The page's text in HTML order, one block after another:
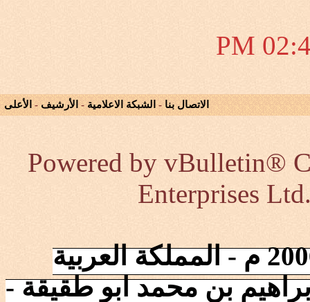
02:45
الاتصال بنا - الشبكة الاعلامية - الأرشيف - الأعلى
Powered by vBulletin®
Enterprises
إنطلقت الشبكة في 2006/10/17 م - المملكة العربية
بن محمد ابو طقيقة -